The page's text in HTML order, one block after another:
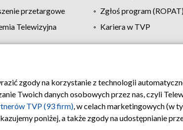
przetargowe Zgłoś program (ROPAT)
Telewizyjna Kariera w TVP
TVP Polityka prywatności Moje zgody
zgody na korzystanie z technologii
Twoich danych osobowych przez nas, czyli
TVP (93 firm), w celach marketingowych (w
poniżej, a także zgody na udostępnianie